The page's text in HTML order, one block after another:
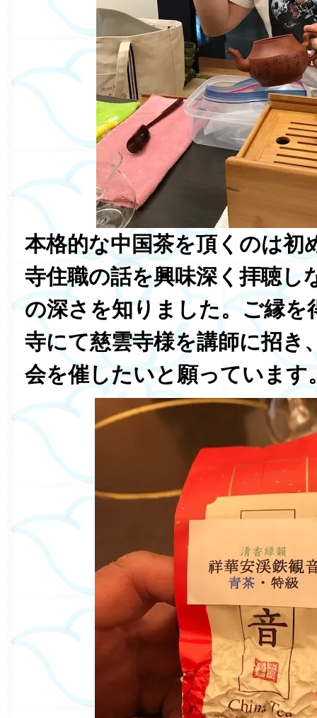
本格的な中国茶を頂くのは初
寺住職の話を興味深く拝聴し
の深さを知りました。ご縁を
寺にて慈雲寺様を講師に招き
会を催したいと願っています